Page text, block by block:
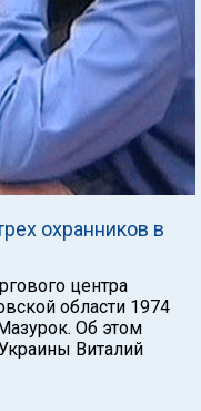
охранников в
центра
области 1974
Об этом
Виталий